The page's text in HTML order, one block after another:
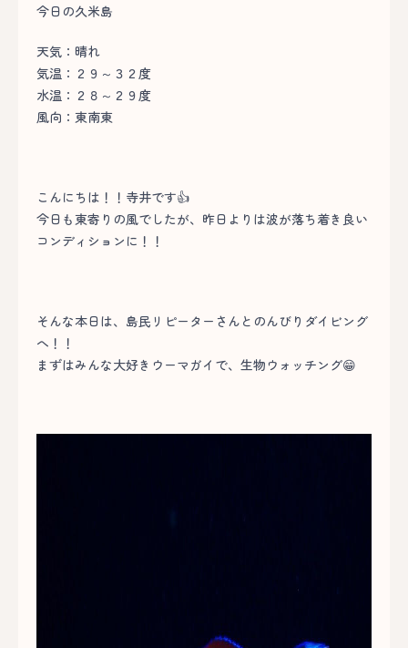
今日の久米島
天気：晴れ
気温：２９～３２度
水温：２８～２９度
風向：東南東
こんにちは！！寺井です👍
今日も東寄りの風でしたが、昨日よりは波が落ち着き良い
コンディションに！！
そんな本日は、島民リピーターさんとのんびりダイビング
へ！！
まずはみんな大好きウーマガイで、生物ウォッチング😁